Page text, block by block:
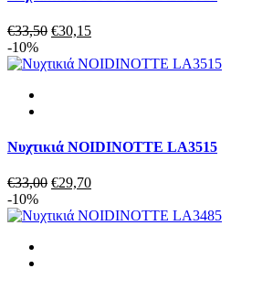
€33,50 Original
was:
€30,15Η
τιμή
-10%
Νυχτικιά NOIDINOTTE LA3515
€33,00 Original
was:
€29,70Η
τιμή
-10%